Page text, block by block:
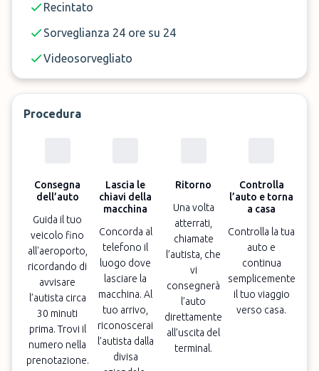
Recintato
Sorveglianza 24 ore su 24
Videosorvegliato
Procedura
Consegna
dell’auto
Guida il tuo
veicolo fino
all'aeroporto,
ricordando di
avvisare
l’autista circa
30 minuti
prima. Trovi il
numero nella
prenotazione.
Lascia le
chiavi della
macchina
Concorda al
telefono il
luogo dove
lasciare la
macchina. Al
tuo arrivo,
riconoscerai
l’autista dalla
divisa
Ritorno
Una volta
atterrati,
chiamate
l’autista, che
vi
consegnerà
l’auto
direttamente
all’uscita del
terminal.
Controlla
l’auto e torna
a casa
Controlla la tua
auto e
continua
semplicemente
il tuo viaggio
verso casa.